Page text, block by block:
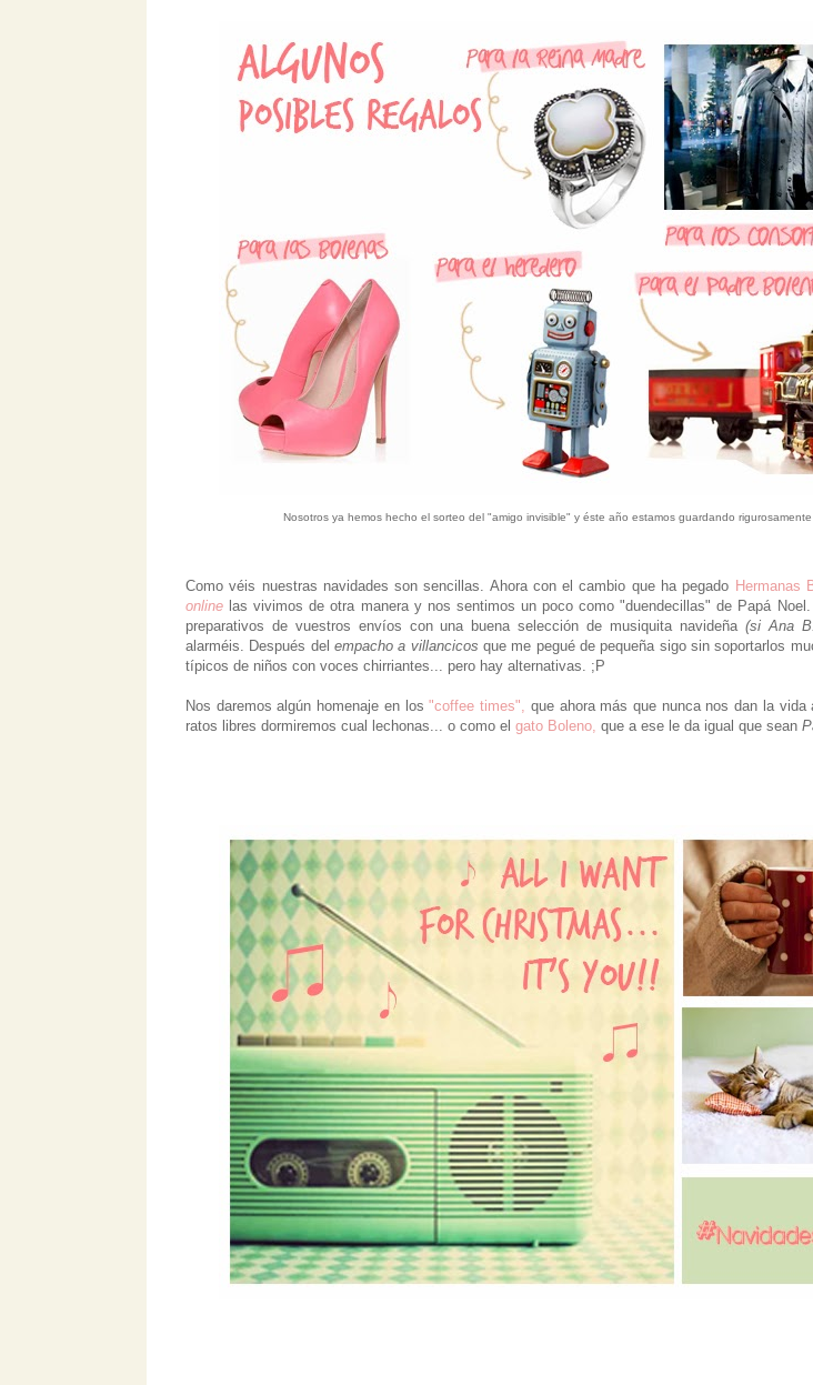
Nosotros ya hemos hecho el sorteo del "amigo invisible" y éste año estamos guardando
Como véis nuestras navidades son sencillas. Ahora con el cambio que ha pegado Hermanas
online las vivimos de otra manera y nos sentimos un poco como "duendecillas" de Papá
preparativos de vuestros envíos con una buena selección de musiquita navideña (si Ana
alarméis. Después del empacho a villancicos que me pegué de pequeña sigo sin soportarlos
típicos de niños con voces chirriantes... pero hay alternativas. ;P
Nos daremos algún homenaje en los"coffee times", que ahora más que nunca nos dan la
ratos libres dormiremos cual lechonas... o como el gato Boleno, que a ese le da igual que sean